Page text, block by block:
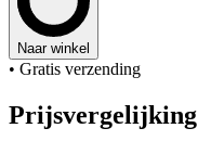
Naar winkel
• Gratis verzending
Prijsvergelijking